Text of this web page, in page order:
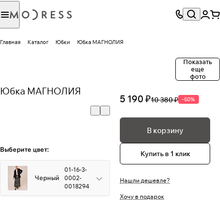
Главная Каталог Юбки Юбка МАГНОЛИЯ
Показать
еще
фото
Юбка МАГНОЛИЯ
Выберите цвет:
Черный
01-16-3-
0002-
0018294
5 190 ₽10 380 ₽ -50%
В корзину
Купить в 1 клик
Нашли дешевле?
Хочу в подарок